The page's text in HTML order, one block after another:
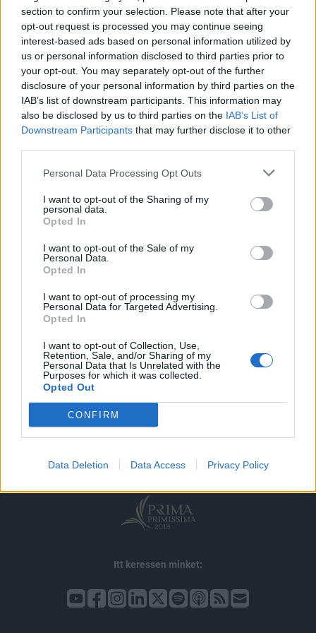
section to confirm your selection. Please note that after your
opt-out request is processed you may continue seeing
interest-based ads based on personal information utilized by
us or personal information disclosed to third parties prior to
your opt-out. You may separately opt-out of the further
disclosure of your personal information by third parties on the
IAB’s list of downstream participants. This information may
also be disclosed by us to third parties on the IAB’s List of
Downstream Participants that may further disclose it to other
Personal Data Processing Opt Outs
I want to opt-out of the Sharing of my
personal data.
Opted In
I want to opt-out of the Sale of my
Personal Data.
Opted In
I want to opt-out of processing my
Personal Data for Targeted Advertising.
Opted In
I want to opt-out of Collection, Use,
Retention, Sale, and/or Sharing of my
Personal Data that Is Unrelated with the
Purposes for which it was collected.
Opted Out
CONFIRM
Data Deletion Data Access Privacy Policy
közreműködésével a Budapesti Értéktőzsdén.
KEDVES OLVASÓNK!
A keresett cikk a portfolio.hu hírarchívumához
tartozik, melynek olvasása előfizetéses
regisztrációhoz kötött.
Kötéslisták: BÉT elmúlt 2 év napon belüli
kötéslistái
impresszum
jogi nyilatkozat
adatvédelem
szerzői jogok médiaajánlat
karrier
kommentkezelés
ÁSZF
Itt keressen minket: